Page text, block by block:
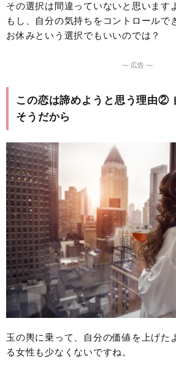
その選択は間違っていないと思います
もし、自分の気持ちをコントロールで
お休みという選択でもいいのでは？
― 広告 ―
この恋は諦めようと思う理由②
そうだから
玉の輿に乗って、自分の価値を上げた
る女性も少なくないですね。